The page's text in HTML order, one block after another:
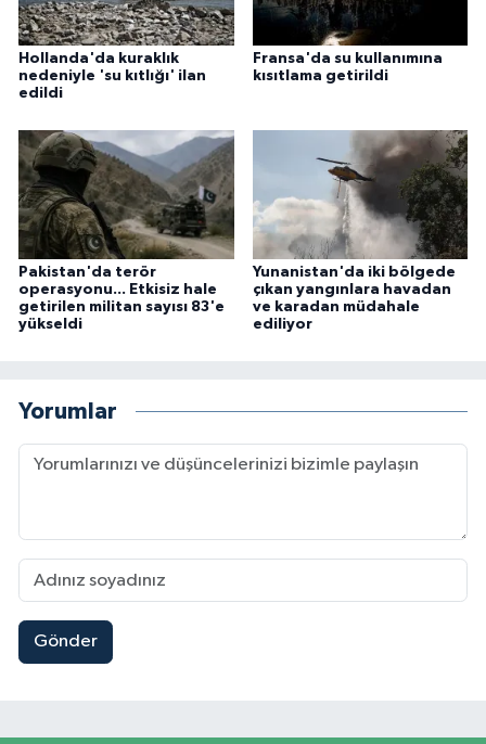
Hollanda'da kuraklık
nedeniyle 'su kıtlığı' ilan
edildi
Fransa'da su kullanımına
kısıtlama getirildi
Pakistan'da terör
operasyonu... Etkisiz hale
getirilen militan sayısı 83'e
yükseldi
Yunanistan'da iki bölgede
çıkan yangınlara havadan
ve karadan müdahale
ediliyor
Yorumlar
Gönder